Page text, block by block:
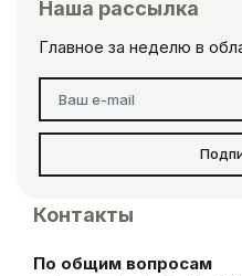
Наша рассылка
Главное за неделю в
Контакты
По общим вопросам